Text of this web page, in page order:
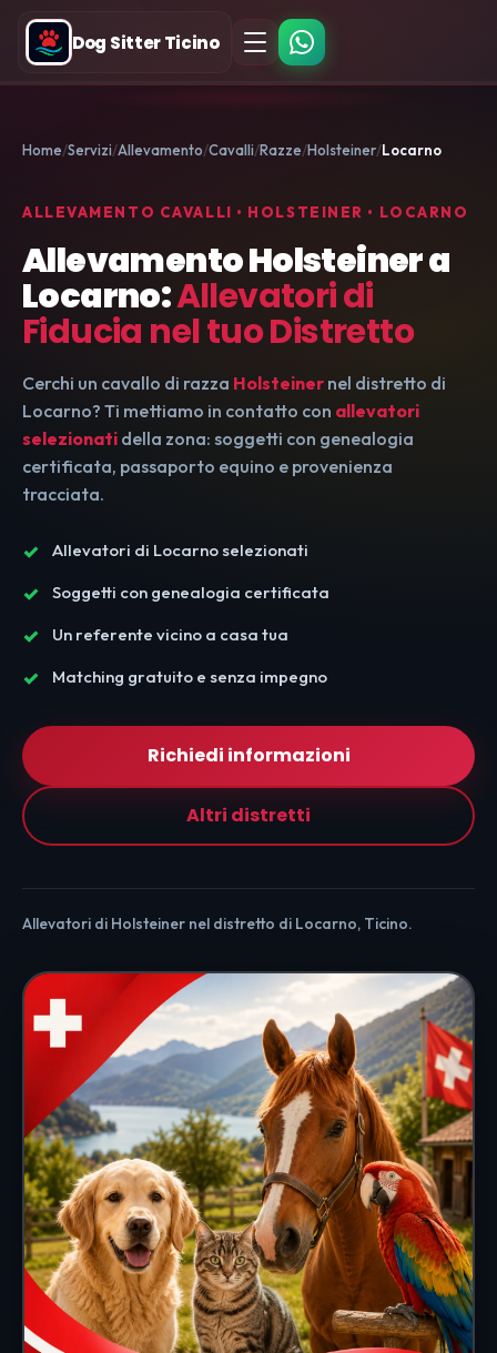
Dog Sitter Ticino
Home Servizi Allevamento Cavalli Razze Holsteiner Locarno
ALLEVAMENTO CAVALLI • HOLSTEINER • LOCARNO
Allevamento Holsteiner a
Locarno:Allevatori di
Fiducia nel tuo Distretto
Cerchi un cavallo di razza Holsteiner nel distretto di
Locarno? Ti mettiamo in contatto con allevatori
selezionati della zona: soggetti con genealogia
certificata, passaporto equino e provenienza
tracciata.
Allevatori di Locarno selezionati
Soggetti con genealogia certificata
Un referente vicino a casa tua
Matching gratuito e senza impegno
Richiedi informazioni
Altri distretti
Allevatori di Holsteiner nel distretto di Locarno, Ticino.